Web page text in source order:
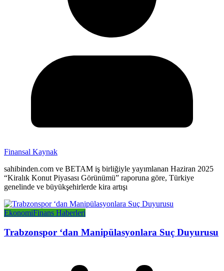
Finansal Kaynak
sahibinden.com ve BETAM iş birliğiyle yayımlanan Haziran 2025
“Kiralık Konut Piyasası Görünümü” raporuna göre, Türkiye
genelinde ve büyükşehirlerde kira artışı
EkonomiFinans Haberleri
Trabzonspor ‘dan Manipülasyonlara Suç Duyurusu